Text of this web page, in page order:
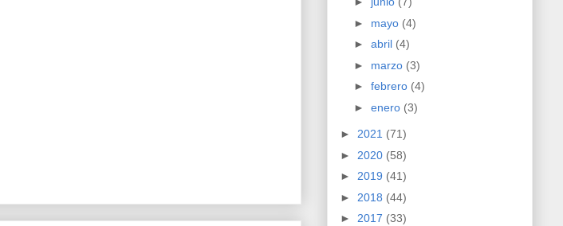
► mayo (4)
► abril (4)
► marzo (3)
► febrero (4)
► enero (3)
► 2021 (71)
► 2020 (58)
► 2019 (41)
► 2018 (44)
► 2017 (33)